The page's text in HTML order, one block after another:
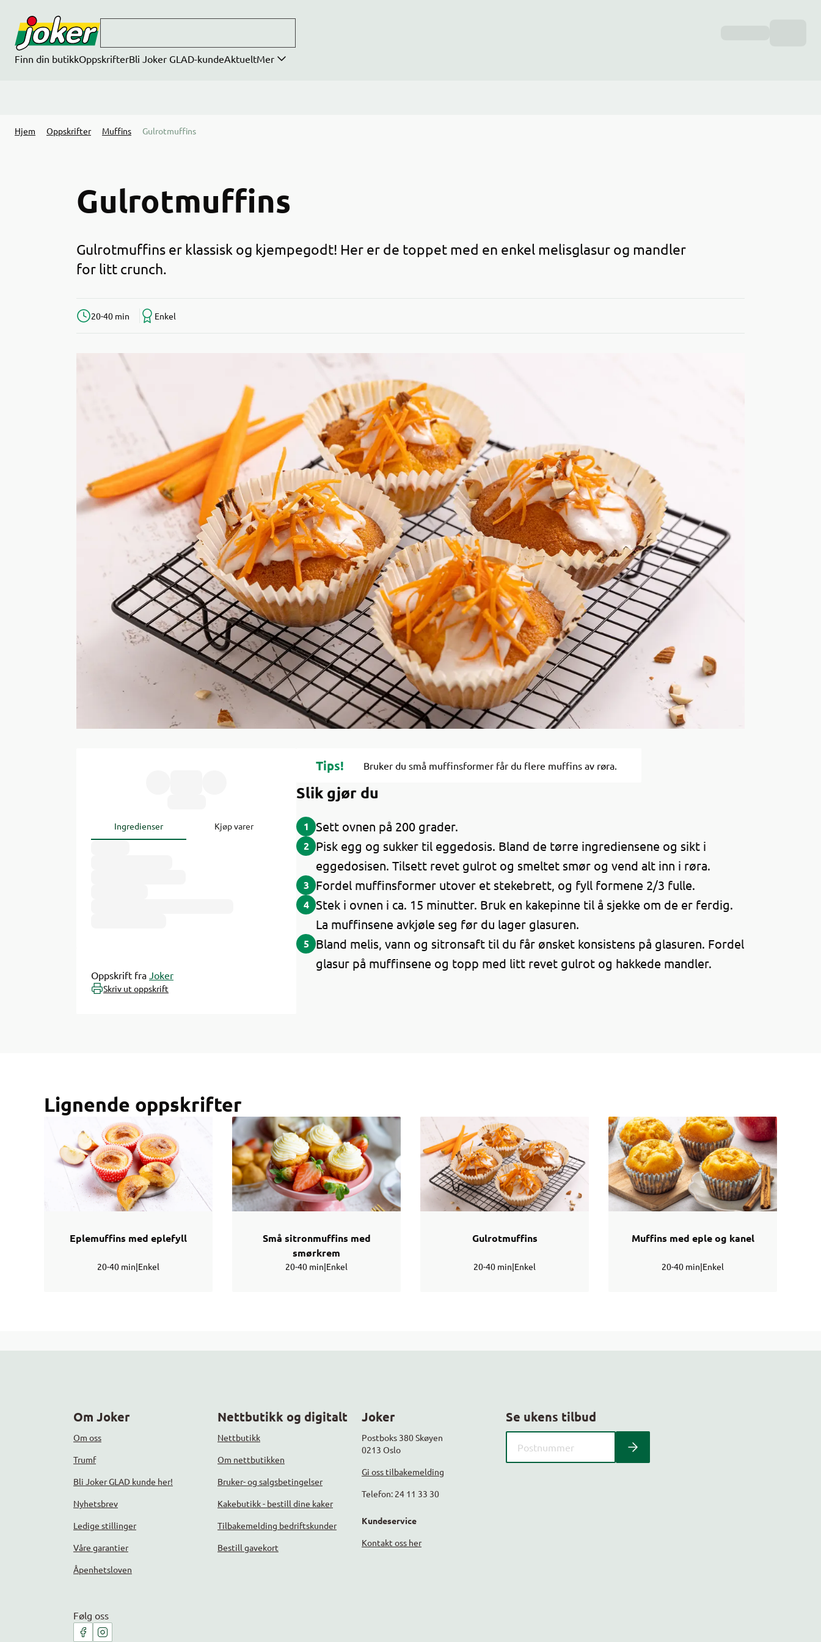
Finn din butikkOppskrifterBli Joker GLAD-kundeAktueltMer
Hjem Oppskrifter Muffins Gulrotmuffins
Gulrotmuffins
Gulrotmuffins er klassisk og kjempegodt! Her er de toppet med en enkel melisglasur og mandler
for litt crunch.
20-40 min Enkel
Ingredienser Kjøp varer
Oppskrift fra Joker
Skriv ut oppskrift
Tips! Bruker du små muffinsformer får du flere muffins av røra.
Slik gjør du
1 Sett ovnen på 200 grader.
2 Pisk egg og sukker til eggedosis. Bland de tørre ingrediensene og sikt i
eggedosisen. Tilsett revet gulrot og smeltet smør og vend alt inn i røra.
3 Fordel muffinsformer utover et stekebrett, og fyll formene 2/3 fulle.
4 Stek i ovnen i ca. 15 minutter. Bruk en kakepinne til å sjekke om de er ferdig.
La muffinsene avkjøle seg før du lager glasuren.
5 Bland melis, vann og sitronsaft til du får ønsket konsistens på glasuren. Fordel
glasur på muffinsene og topp med litt revet gulrot og hakkede mandler.
Lignende oppskrifter
Eplemuffins med eplefyll
20-40 min|Enkel
Små sitronmuffins med
smørkrem
20-40 min|Enkel
Gulrotmuffins
20-40 min|Enkel
Muffins med eple og kanel
20-40 min|Enkel
Om Joker
Om oss
Trumf
Bli Joker GLAD kunde her!
Nyhetsbrev
Ledige stillinger
Våre garantier
Åpenhetsloven
Nettbutikk og digitalt
Nettbutikk
Om nettbutikken
Bruker- og salgsbetingelser
Kakebutikk - bestill dine kaker
Tilbakemelding bedriftskunder
Bestill gavekort
Joker
Postboks 380 Skøyen
0213 Oslo
Gi oss tilbakemelding
Telefon: 24 11 33 30
Kundeservice
Kontakt oss her
Se ukens tilbud
Følg oss